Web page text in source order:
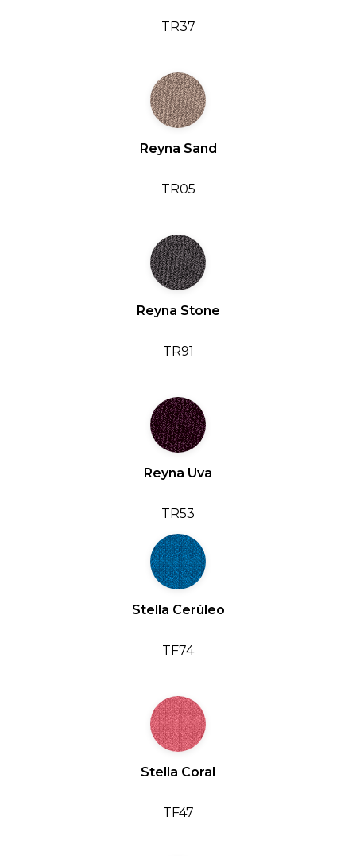
TR37
Reyna Sand
TR05
Reyna Stone
TR91
Reyna Uva
TR53
Stella Cerúleo
TF74
Stella Coral
TF47